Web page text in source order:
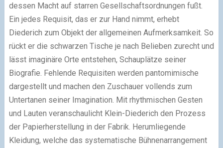
dessen Macht auf starren Gesellschaftsordnungen fußt.
Ein jedes Requisit, das er zur Hand nimmt, erhebt
Diederich zum Objekt der allgemeinen Aufmerksamkeit. So
rückt er die schwarzen Tische je nach Belieben zurecht und
lässt imaginäre Orte entstehen, Schauplätze seiner
Biografie. Fehlende Requisiten werden pantomimische
dargestellt und machen den Zuschauer vollends zum
Untertanen seiner Imagination. Mit rhythmischen Gesten
und Lauten veranschaulicht Klein-Diederich den Prozess
der Papierherstellung in der Fabrik. Herumliegende
Kleidung, welche das systematische Bühnenarrangement